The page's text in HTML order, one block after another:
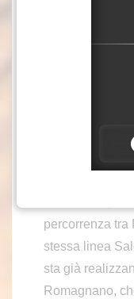
Sud della
La
l’accesso al
come Cilento,
e basso
percorrenza
stessa linea
sta già
Romagnano,